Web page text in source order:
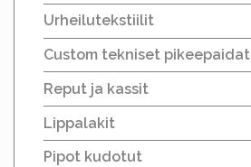
Urheilutekstiilit
Custom tekniset pikeepaidat
Reput ja kassit
Lippalakit
Pipot kudotut